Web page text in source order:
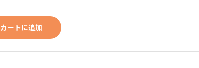
カートに追加